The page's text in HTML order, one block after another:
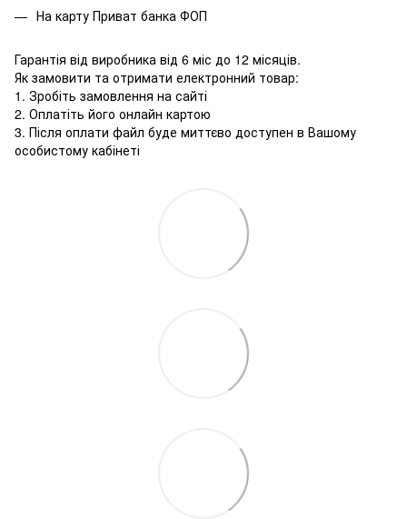
На карту Приват банка ФОП
Гарантія від виробника від 6 міс до 12 місяців.
Як замовити та отримати електронний товар:
1. Зробіть замовлення на сайті
2. Оплатіть його онлайн картою
3. Після оплати файл буде миттєво доступен в Вашому
особистому кабінеті